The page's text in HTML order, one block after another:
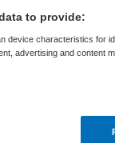
per week.
to provide:
device characteristics for
advertising and content